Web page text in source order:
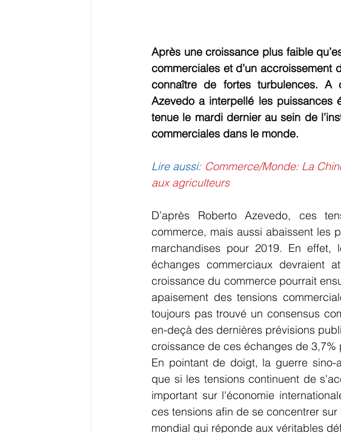
Après une croissance plus faible
commerciales et d’un accroissement
connaître de fortes turbulences.
Azevedo a interpellé les puissances
tenue le mardi dernier au sein de
commerciales dans le monde.
Lire aussi: Commerce/Monde: La
aux agriculteurs
D’après Roberto Azevedo, ces
commerce, mais aussi abaissent les
marchandises pour 2019. En effet,
échanges commerciaux devraient
croissance du commerce pourrait
apaisement des tensions
toujours pas trouvé un consensus
en-deçà des dernières prévisions
croissance de ces échanges de
En pointant de doigt, la guerre sino-
que si les tensions continuent de
important sur l'économie
ces tensions afin de se concentrer
mondial qui réponde aux véritables